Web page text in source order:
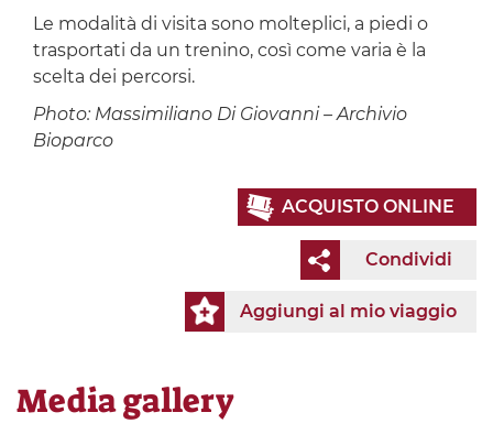
Le modalità di visita sono molteplici, a piedi o
trasportati da un trenino, così come varia è la
scelta dei percorsi.
Photo: Massimiliano Di Giovanni – Archivio
Bioparco
ACQUISTO ONLINE
Condividi
Aggiungi al mio viaggio
Media gallery